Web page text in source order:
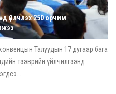
үйлчлэх 250 орчим
Талуудын 17 дугаар бага
тээврийн үйлчилгээнд